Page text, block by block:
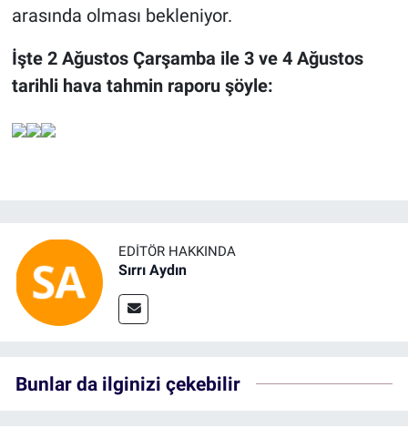
arasında olması bekleniyor.
İşte 2 Ağustos Çarşamba ile 3 ve 4 Ağustos
tarihli hava tahmin raporu şöyle:
EDITÖR HAKKINDA
Sırrı Aydın
Bunlar da ilginizi çekebilir